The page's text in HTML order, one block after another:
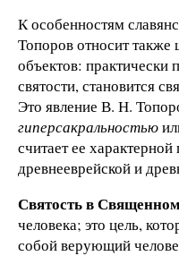
К особенностям
Топоров относит
объектов: практически
святости, становится
Это явление В. Н.
гиперсакральностью
считает ее
древнееврейской и
Святость в
человека; это цель,
собой верующий